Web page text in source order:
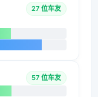
27 位车友
57 位车友